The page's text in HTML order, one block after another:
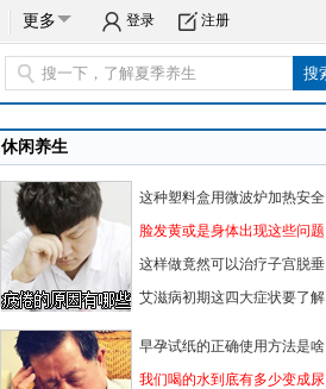
更多 登录 注册
休闲养生
这种塑料盒用微波炉加热安全
脸发黄或是身体出现这些问题
这样做竟然可以治疗子宫脱垂
艾滋病初期这四大症状要了解
早孕试纸的正确使用方法是啥
我们喝的水到底有多少变成尿